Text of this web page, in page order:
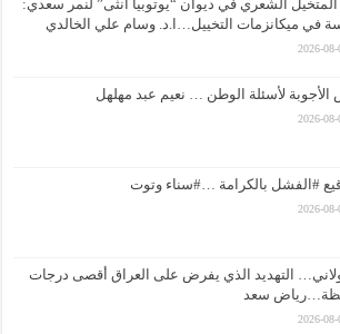
المتخيل الشعري في ديوان “يوتوبيا أنثى” لنمر سعدي:
في ميكانزمات التخييل…ا.د. وسام علي الخالدي
2026-08-
الأجوبة لأسئلة الوطن … نعيم عبد مهلهل
2026-08-
#الفشل بالكرامة …#سناء وتوت
2026-08-
التهديد الذي يفرض على العراق أقصى درجات
سعد
2026-08-